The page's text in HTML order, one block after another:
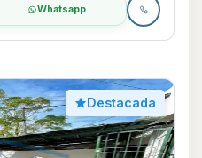
Whatsapp
Destacada